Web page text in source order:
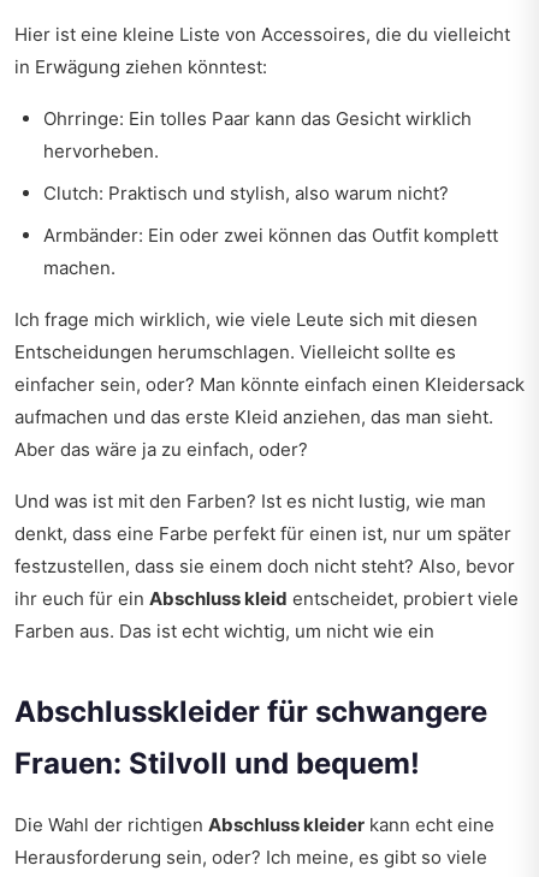
Hier ist eine kleine Liste von Accessoires, die du vielleicht
in Erwägung ziehen könntest:
Ohrringe: Ein tolles Paar kann das Gesicht wirklich
hervorheben.
Clutch: Praktisch und stylish, also warum nicht?
Armbänder: Ein oder zwei können das Outfit komplett
machen.
Ich frage mich wirklich, wie viele Leute sich mit diesen
Entscheidungen herumschlagen. Vielleicht sollte es
einfacher sein, oder? Man könnte einfach einen Kleidersack
aufmachen und das erste Kleid anziehen, das man sieht.
Aber das wäre ja zu einfach, oder?
Und was ist mit den Farben? Ist es nicht lustig, wie man
denkt, dass eine Farbe perfekt für einen ist, nur um später
festzustellen, dass sie einem doch nicht steht? Also, bevor
ihr euch für ein Abschluss kleid entscheidet, probiert viele
Farben aus. Das ist echt wichtig, um nicht wie ein
Abschlusskleider für schwangere
Frauen: Stilvoll und bequem!
Die Wahl der richtigen Abschluss kleider kann echt eine
Herausforderung sein, oder? Ich meine, es gibt so viele